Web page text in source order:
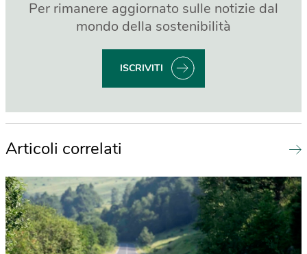
Per rimanere aggiornato sulle notizie dal
mondo della sostenibilità
ISCRIVITI
Articoli correlati